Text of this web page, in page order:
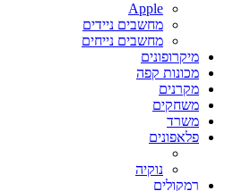
Apple
מחשבים ניידים
מחשבים נייחים
מיקרופונים
מכונות קפה
מקרנים
משחקים
משרד
פלאפונים
נוקיה
רמקולים